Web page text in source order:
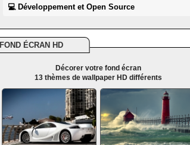
💻 Développement et Open Source
FOND ÉCRAN HD
Décorer votre fond écran
13 thèmes de wallpaper HD différents